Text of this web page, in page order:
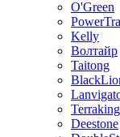
O'Green
Kelly
Волтайр
Taitong
Terraking
Deestone